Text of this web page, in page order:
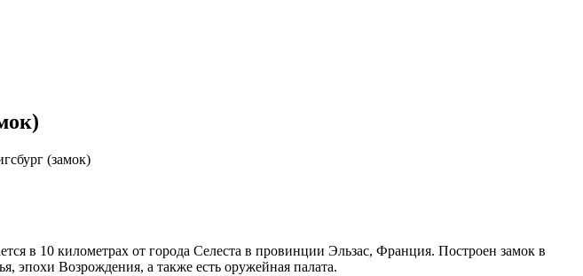
(замок)
в 10 километрах от города Cелеста в провинции Эльзас, Франция. Построен замок в
эпохи Возрождения, а также есть оружейная палата.